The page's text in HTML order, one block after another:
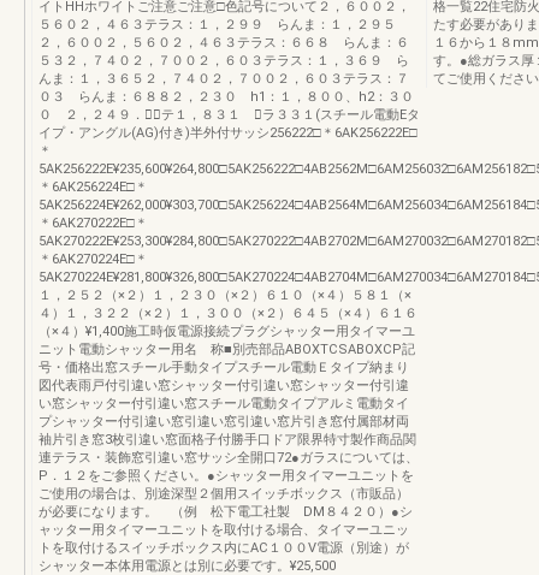
イトHHホワイトご注意ご注意□色記号について２，６００２，
５６０２，４６３テラス：１，２９９ らんま：１，２９５
２，６００２，５６０２，４６３テラス：６６８ らんま：６
５３２，７４０２，７００２，６０３テラス：１，３６９ ら
んま：１，３６５２，７４０２，７００２，６０３テラス：７
０３ らんま：６８８２，２３０ h1：１，８００、h2：３０
０ ２，２４９．５⃝テ１，８３１ ⃝ラ３３１(スチール電動Eタ
イプ・アングル(AG)付き)半外付サッシ256222□＊6AK256222E□
＊
＊6AK256224E□＊
＊6AK270222E□＊
＊6AK270224E□＊
１，２５２（×２）１，２３０（×２）６１０（×４）５８１（×
４）１，３２２（×２）１，３００（×２）６４５（×４）６１６
（×４）¥1,400施工時仮電源接続プラグシャッター用タイマーユ
ニット電動シャッター用名 称■別売部品ABOXTCSABOXCP記
号・価格出窓スチール手動タイプスチール電動Ｅタイプ納まり
図代表雨戸付引違い窓シャッター付引違い窓シャッター付引違
い窓シャッター付引違い窓スチール電動タイプアルミ電動タイ
プシャッター付引違い窓引違い窓引違い窓片引き窓付属部材両
袖片引き窓3枚引違い窓面格子付勝手口ドア限界特寸製作商品関
連テラス・装飾窓引違い窓サッシ全開口72●ガラスについては、
P．１２をご参照ください。●シャッター用タイマーユニットを
ご使用の場合は、別途深型２個用スイッチボックス（市販品）
が必要になります。 （例 松下電工社製 DM８４２０）●シ
ャッター用タイマーユニットを取付ける場合、タイマーユニッ
トを取付けるスイッチボックス内にAC１００V電源（別途）が
シャッター本体用電源とは別に必要です。¥25,500
格一覧22住宅防
たす必要があり
１６から１８
す。●総ガラス
てご使用くださ